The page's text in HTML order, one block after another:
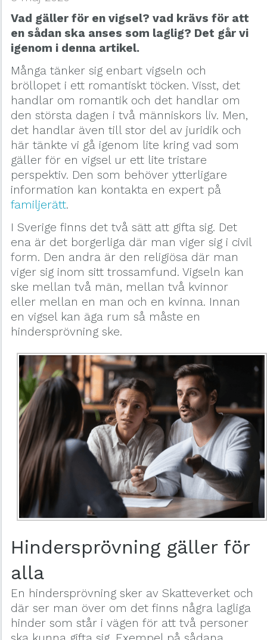
Vad gäller för en vigsel? vad krävs för att
en sådan ska anses som laglig? Det går vi
igenom i denna artikel.
Många tänker sig enbart vigseln och
bröllopet i ett romantiskt töcken. Visst, det
handlar om romantik och det handlar om
den största dagen i två människors liv. Men,
det handlar även till stor del av juridik och
här tänkte vi gå igenom lite kring vad som
gäller för en vigsel ur ett lite tristare
perspektiv. Den som behöver ytterligare
information kan kontakta en expert på
familjerätt.
I Sverige finns det två sätt att gifta sig. Det
ena är det borgerliga där man viger sig i civil
form. Den andra är den religiösa där man
viger sig inom sitt trossamfund. Vigseln kan
ske mellan två män, mellan två kvinnor
eller mellan en man och en kvinna. Innan
en vigsel kan äga rum så måste en
hindersprövning ske.
Hindersprövning gäller för
alla
En hindersprövning sker av Skatteverket och
där ser man över om det finns några lagliga
hinder som står i vägen för att två personer